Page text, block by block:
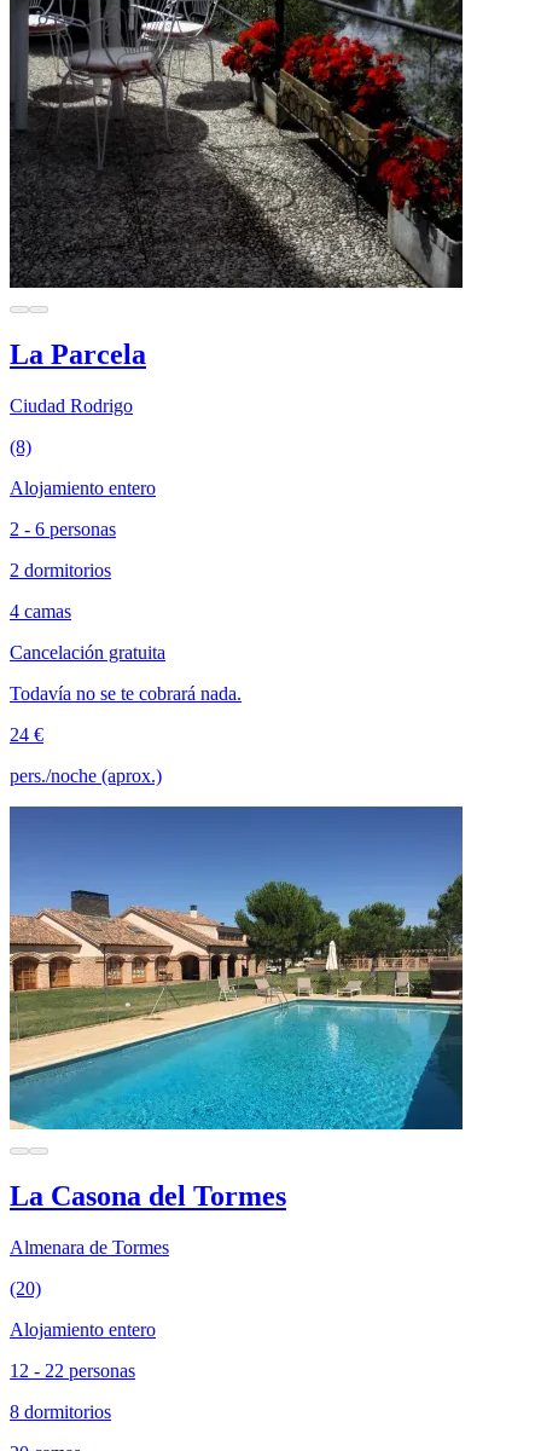
La Parcela
Ciudad Rodrigo
(8)
Alojamiento entero
2 - 6 personas
2 dormitorios
4 camas
Cancelación gratuita
Todavía no se te cobrará nada.
24 €
pers./noche (aprox.)
La Casona del Tormes
Almenara de Tormes
(20)
Alojamiento entero
12 - 22 personas
8 dormitorios